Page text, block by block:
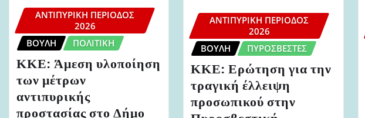
ΑΝΤΙΠΥΡΙΚΉ ΠΕΡΊΟΔΟΣ
2026
ΒΟΥΛΉ
ΠΟΛΙΤΙΚΉ
ΚΚΕ: Άμεση υλοποίηση
των μέτρων
αντιπυρικής
προστασίας στο Δήμο
ΑΝΤΙΠΥΡΙΚΉ ΠΕΡΊΟΔΟΣ
2026
ΒΟΥΛΉ
ΠΥΡΟΣΒΈΣΤΕΣ
ΚΚΕ: Ερώτηση για την
τραγική έλλειψη
προσωπικού στην